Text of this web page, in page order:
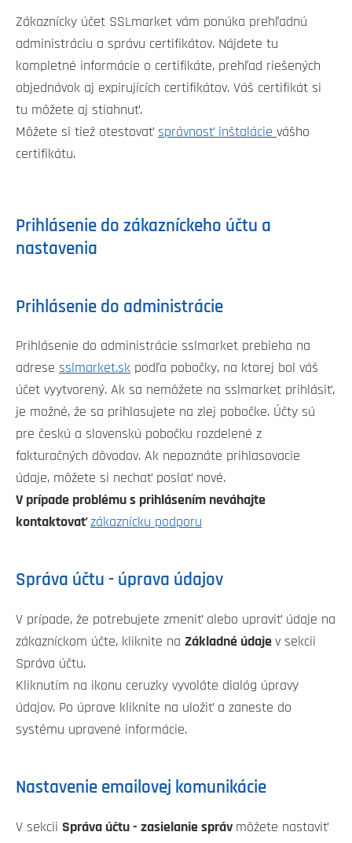
Zákaznícky účet SSLmarket vám ponúka prehľadnú
administráciu a správu certifikátov. Nájdete tu
kompletné informácie o certifikáte, prehľad riešených
objednávok aj expirujících certifikátov. Váš certifikát si
tu môžete aj stiahnuť.
Môžete si tiež otestovať správnosť inštalácie vášho
certifikátu.
Prihlásenie do zákazníckeho účtu a
nastavenia
Prihlásenie do administrácie
Prihlásenie do administrácie sslmarket prebieha na
adrese sslmarket.sk podľa pobočky, na ktorej bol váš
účet vyytvorený. Ak sa nemôžete na sslmarket prihlásiť,
je možné, že sa prihlasujete na zlej pobočke. Účty sú
pre českú a slovenskú pobočku rozdelené z
fakturačných dôvodov. Ak nepoznáte prihlasovacie
údaje, môžete si nechať poslať nové.
V prípade problému s prihlásením neváhajte
kontaktovaťzákaznícku podporu
Správa účtu - úprava údajov
V prípade, že potrebujete zmeniť alebo upraviť údaje na
zákazníckom účte, kliknite na Základné údaje v sekcii
Správa účtu.
Kliknutím na ikonu ceruzky vyvoláte dialóg úpravy
údajov. Po úprave kliknite na uložiť a zaneste do
systému upravené informácie.
Nastavenie emailovej komunikácie
V sekcii Správa účtu - zasielanie správ môžete nastaviť